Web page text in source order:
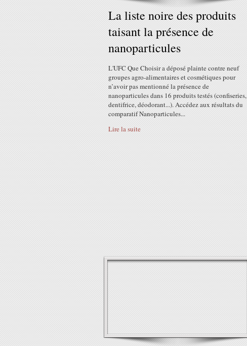
La liste noire des produits
taisant la présence de
nanoparticules
L'UFC Que Choisir a déposé plainte contre neuf
groupes agro-alimentaires et cosmétiques pour
n’avoir pas mentionné la présence de
nanoparticules dans 16 produits testés (confiseries,
dentifrice, déodorant...). Accédez aux résultats du
comparatif Nanoparticules...
Lire la suite